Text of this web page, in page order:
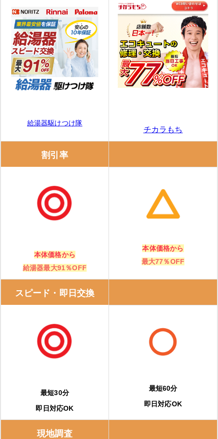
給湯器駆けつけ隊
チカラもち
割引率
本体価格から
給湯器最大91％OFF
本体価格から
最大77％OFF
スピード・即日交換
最短30分
即日対応OK
最短60分
即日対応OK
現地調査